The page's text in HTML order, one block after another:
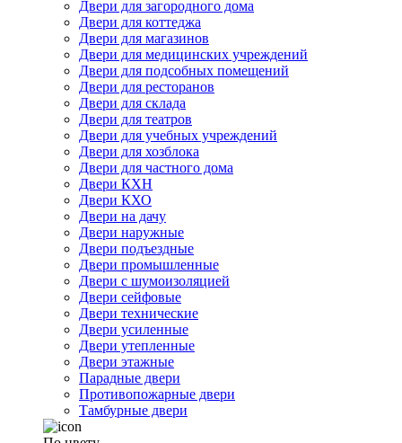
Двери для загородного дома
Двери для коттеджа
Двери для магазинов
Двери для медицинских учреждений
Двери для подсобных помещений
Двери для ресторанов
Двери для склада
Двери для театров
Двери для учебных учреждений
Двери для хозблока
Двери для частного дома
Двери КХН
Двери КХО
Двери на дачу
Двери наружные
Двери подъездные
Двери промышленные
Двери с шумоизоляцией
Двери сейфовые
Двери технические
Двери усиленные
Двери утепленные
Двери этажные
Парадные двери
Противопожарные двери
Тамбурные двери